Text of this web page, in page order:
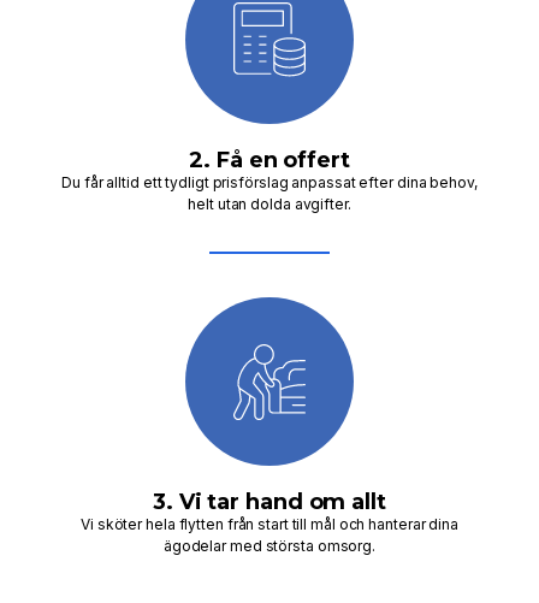
2. Få en offert
Du får alltid ett tydligt prisförslag anpassat efter dina behov,
helt utan dolda avgifter.
3. Vi tar hand om allt
Vi sköter hela flytten från start till mål och hanterar dina
ägodelar med största omsorg.